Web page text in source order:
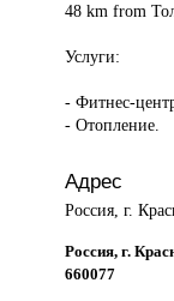
48 km from
Услуги:
- Фитнес-
- Отопление.
Адрес
Россия, г.
Россия, г.
660077